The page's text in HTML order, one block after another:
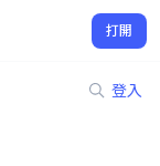
打開
登入